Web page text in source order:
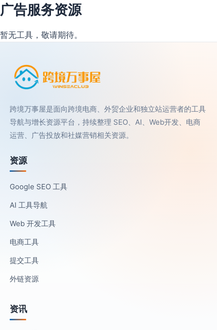
广告服务资源
暂无工具，敬请期待。
跨境万事屋是面向跨境电商、外贸企业和独立站运营者的工具
导航与增长资源平台，持续整理 SEO、AI、Web开发、电商
运营、广告投放和社媒营销相关资源。
资源
Google SEO 工具
AI 工具导航
Web 开发工具
电商工具
提交工具
外链资源
资讯